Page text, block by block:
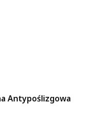
Antypoślizgowa